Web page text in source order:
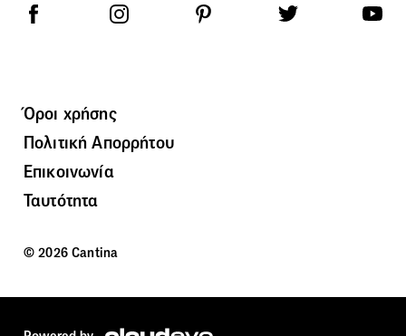
Όροι χρήσης
Πολιτική Απορρήτου
Επικοινωνία
Ταυτότητα
© 2026 Cantina